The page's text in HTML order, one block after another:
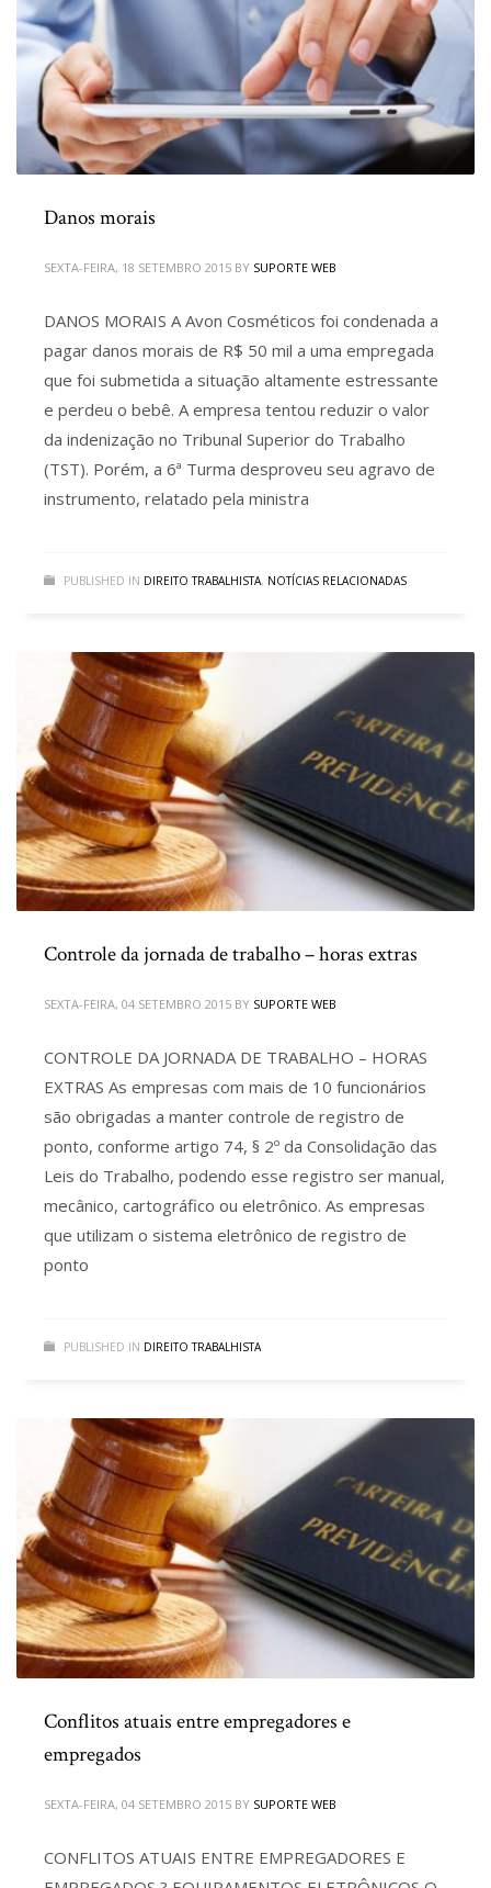
Danos morais
SEXTA-FEIRA, 18 SETEMBRO 2015 BY SUPORTE WEB
DANOS MORAIS A Avon Cosméticos foi condenada a
pagar danos morais de R$ 50 mil a uma empregada
que foi submetida a situação altamente estressante
e perdeu o bebê. A empresa tentou reduzir o valor
da indenização no Tribunal Superior do Trabalho
(TST). Porém, a 6ª Turma desproveu seu agravo de
instrumento, relatado pela ministra
PUBLISHED IN DIREITO TRABALHISTA, NOTÍCIAS RELACIONADAS
Controle da jornada de trabalho – horas extras
SEXTA-FEIRA, 04 SETEMBRO 2015 BY SUPORTE WEB
CONTROLE DA JORNADA DE TRABALHO – HORAS
EXTRAS As empresas com mais de 10 funcionários
são obrigadas a manter controle de registro de
ponto, conforme artigo 74, § 2º da Consolidação das
Leis do Trabalho, podendo esse registro ser manual,
mecânico, cartográfico ou eletrônico. As empresas
que utilizam o sistema eletrônico de registro de
ponto
PUBLISHED IN DIREITO TRABALHISTA
Conflitos atuais entre empregadores e
empregados
SEXTA-FEIRA, 04 SETEMBRO 2015 BY SUPORTE WEB
CONFLITOS ATUAIS ENTRE EMPREGADORES E